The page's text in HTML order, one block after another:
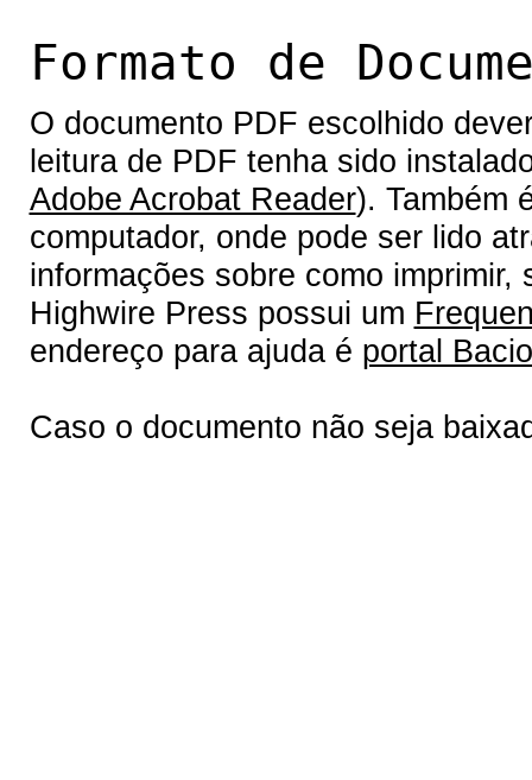
Formato de
O documento PDF escolhido
leitura de PDF tenha sido
Adobe Acrobat Reader). Também
computador, onde pode ser lido
informações sobre como
Highwire Press possui um
endereço para ajuda é portal
Caso o documento não seja